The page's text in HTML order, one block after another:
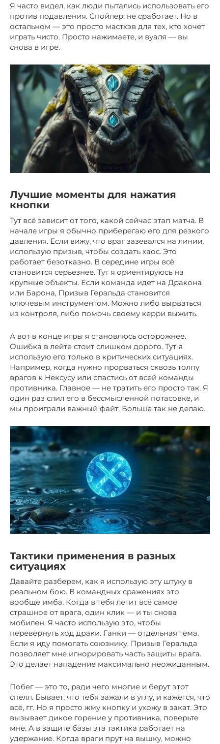
Я часто видел, как люди пытались использовать его
против подавления. Спойлер: не сработает. Но в
остальном — это просто мастхэв для тех, кто хочет
играть чисто. Просто нажимаете, и вуаля — вы
снова в игре.
Лучшие моменты для нажатия
кнопки
Тут всё зависит от того, какой сейчас этап матча. В
начале игры я обычно приберегаю его для резкого
давления. Если вижу, что враг зазевался на линии,
использую призыв, чтобы создать хаос. Это
работает безотказно. В середине игры всё
становится серьезнее. Тут я ориентируюсь на
крупные объекты. Если команда идет на Дракона
или Барона, Призыв Геральда становится
ключевым инструментом. Можно либо вырваться
из контроля, либо помочь своему керри выжить.
А вот в конце игры я становлюсь осторожнее.
Ошибка в лейте стоит слишком дорого. Тут я
использую его только в критических ситуациях.
Например, когда нужно прорваться сквозь толпу
врагов к Нексусу или спастись от всей команды
противника. Главное — не тратить его просто так. Я
один раз слил его в бессмысленной потасовке, и
мы проиграли важный файт. Больше так не делаю.
Тактики применения в разных
ситуациях
Давайте разберем, как я использую эту штуку в
реальном бою. В командных сражениях это
вообще имба. Когда в тебя летит всё самое
страшное от врага, один клик — и ты снова
мобилен. Я часто использую это, чтобы
перевернуть ход драки. Ганки — отдельная тема.
Если я иду помогать союзнику, Призыв Геральда
позволяет мне игнорировать часть защиты врага.
Это делает нападение максимально неожиданным.
Побег — это то, ради чего многие и берут этот
спелл. Бывает, что тебя зажали в углу, и кажется, что
всё, гг. Но я просто жму кнопку и ухожу в закат. Это
вызывает дикое горение у противника, поверьте
мне. А в защите базы эта тактика работает на
удержание. Когда враги прут на вышку, можно